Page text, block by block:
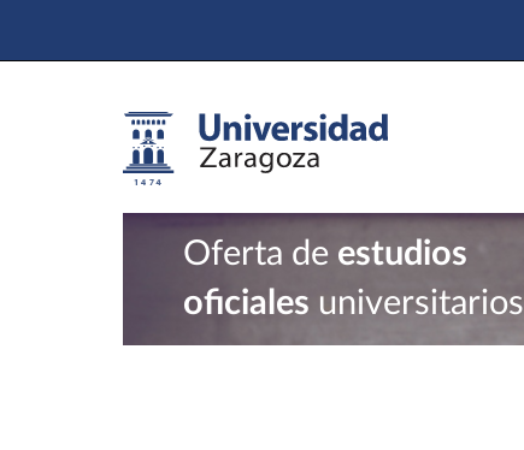
Oferta de estudios
oficiales universitarios